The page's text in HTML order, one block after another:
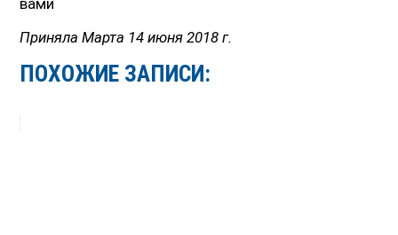
Приняла Марта 14 июня 2018 г.
ПОХОЖИЕ ЗАПИСИ: